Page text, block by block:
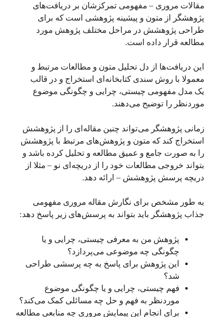
مقالات مروری – مفهومی تمرکزشان بر دریافت‌های
پژوهشگر از متون و پیشینه پژوهشی است که برای
طراحی پژوهشش در مراحل مختلف پژوهش مورد
مطالعه قرار داده است.
این دریافت‌ها از دل تحلیل متون و مطالعات مرتبط و
معمولا با روش سندی کتابخانه‌ای استخراج و در قالب
یک مدل مفهومی چیستی، چرایی و چگونگی موضوع
موردنظر را توضیح می‌دهند.
زمانی پژوهشگر می‌تواند چنین مقاله‌ای را از پژوهشش
استخراج کند که متون و پژوهش‌های مرتبط با پژوهشش
را به صورت جامع و عمیق مطالعه و تحلیل کرده‌ باشد و
بتواند خروجی مطالعات خود را از دریچه‌ای نو – مثلا از
دریچه پرسش پژوهشش – ارائه دهد.
به طور مشخص برای نگارش مقاله مروری مفهومی
جذاب پژوهشگر باید بتواند به پرسش‌های زیر پاسخ دهد:
پژوهش من به معرفی چیستی،‌ چرایی و یا
چگونگی چه موضوعی می‌پردازد؟
این پژوهش برای پاسخ به چه پرسشی طراحی
شد؟
فهم چیستی، چرایی و یا چگونگی موضوع
موردنظر به فهم و حل چه مسائلی کمک می‌کند؟
برای انجام این پیمایش مروری چه منابعی مطالعه